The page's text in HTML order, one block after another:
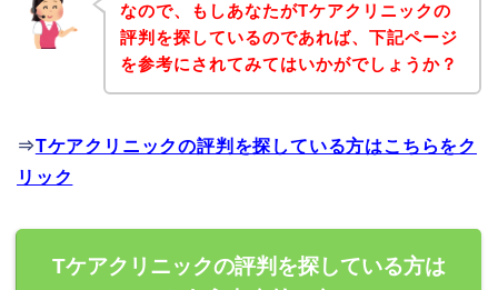
なので、もしあなたがTケアクリニックの
評判を探しているのであれば、下記ページ
を参考にされてみてはいかがでしょうか？
⇒Tケアクリニックの評判を探している方はこちらをク
リック
Tケアクリニックの評判を探している方は